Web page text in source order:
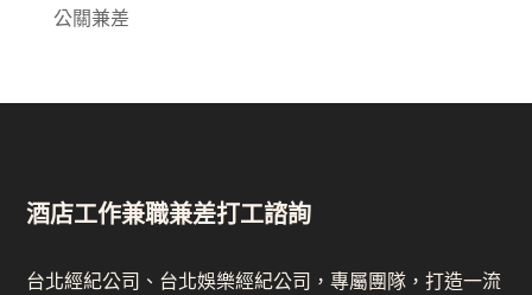
公關兼差
酒店工作兼職兼差打工諮詢
台北經紀公司、台北娛樂經紀公司，專屬團隊，打造一流